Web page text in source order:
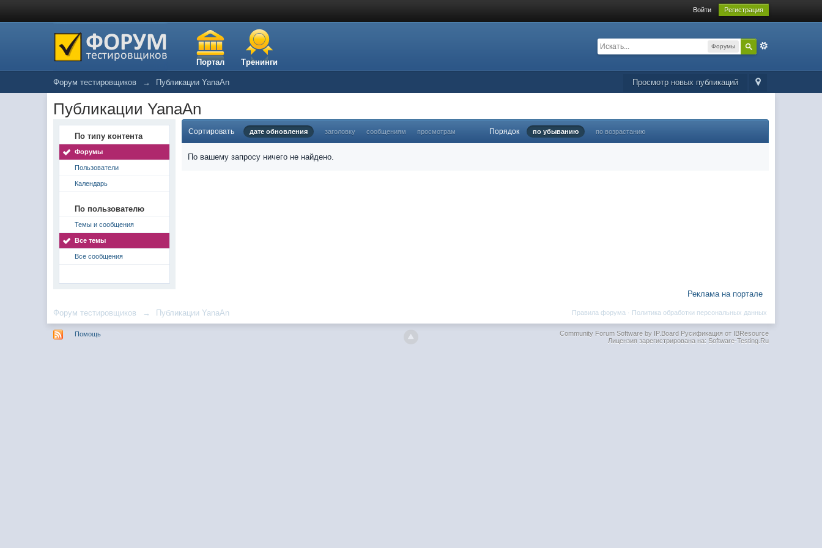
Войти Регистрация
Портал Тренинги
Форумы
Просмотр новых публикаций
Форум тестировщиков → Публикации YanaAn
Публикации YanaAn
По типу контента
Форумы
Пользователи
Календарь
По пользователю
Темы и сообщения
Все темы
Все сообщения
Сортировать дате обновления заголовку сообщениям просмотрам Порядок по убыванию по возрастанию
По вашему запросу ничего не найдено.
Реклама на портале
Форум тестировщиков → Публикации YanaAn Политика обработки персональных данных
Правила форума ·
Помощь Community Forum Software by IP.BoardРусификация от IBResource
Лицензия зарегистрирована на: Software-Testing.Ru